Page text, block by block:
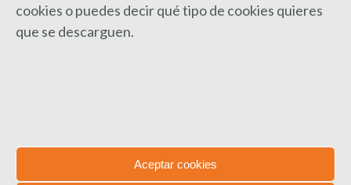
cookies o puedes decir qué tipo de cookies quieres
que se descarguen.
Aceptar cookies
Post Relacionados
ámbito laboral de personas con